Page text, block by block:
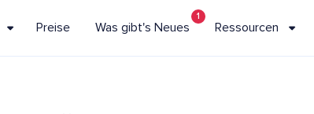
Preise Was gibt's Neues
1
Ressourcen